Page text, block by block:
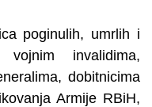
poginulih, umrlih i
invalidima,
dobitnicima
Armije RBiH,